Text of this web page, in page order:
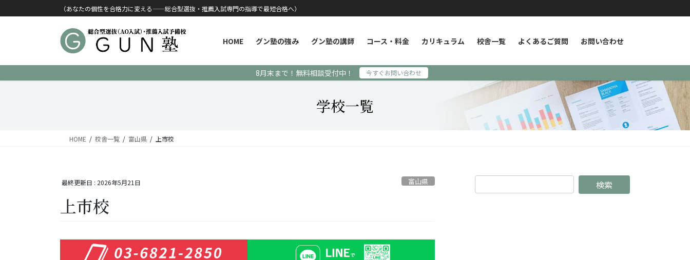
コンテンツに移動
ナビゲーションに移動（あなたの個性を合格力に変える——総合型選抜・推薦入試専門の指導で最短合格へ）
HOME グン塾の強み グン塾の講師 コース・料金 カリキュラム 校舎一覧 よくあるご質問 お問い合わせ
8月末まで！無料相談受付中！ 今すぐお問い合わせ
学校一覧
HOME 校舎一覧 富山県 上市校
最終更新日 : 2026年5月21日 富山県
上市校